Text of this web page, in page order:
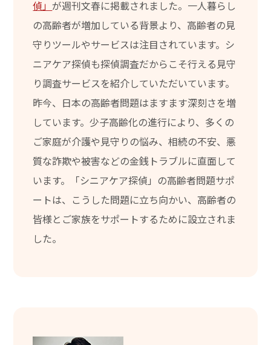
偵」が週刊文春に掲載されました。一人暮らし
の高齢者が増加している背景より、高齢者の見
守りツールやサービスは注目されています。シ
ニアケア探偵も探偵調査だからこそ行える見守
り調査サービスを紹介していただいています。
昨今、日本の高齢者問題はますます深刻さを増
しています。少子高齢化の進行により、多くの
ご家庭が介護や見守りの悩み、相続の不安、悪
質な詐欺や被害などの金銭トラブルに直面して
います。「シニアケア探偵」の高齢者問題サポ
ートは、こうした問題に立ち向かい、高齢者の
皆様とご家族をサポートするために設立されま
した。